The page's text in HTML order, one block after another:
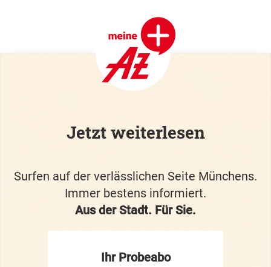
Jetzt weiterlesen
Surfen auf der verlässlichen Seite Münchens.
Immer bestens informiert.
Aus der Stadt. Für Sie.
Ihr Probeabo